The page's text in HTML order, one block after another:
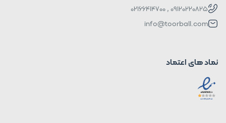
09120220825 , 02166414700
info@toorball.com
نماد های اعتماد